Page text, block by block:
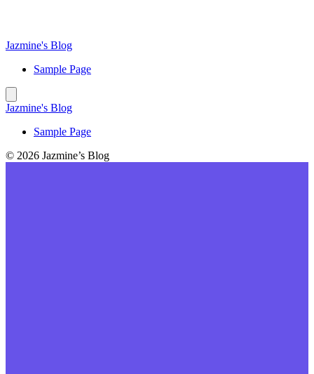
Jazmine's Blog
Sample Page
Jazmine's Blog
Sample Page
© 2026 Jazmine’s Blog